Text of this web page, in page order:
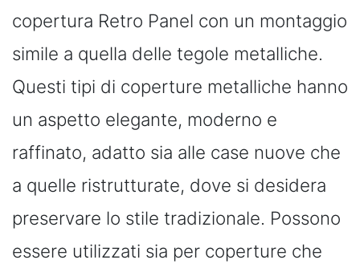
copertura Retro Panel con un montaggio
simile a quella delle tegole metalliche.
Questi tipi di coperture metalliche hanno
un aspetto elegante, moderno e
raffinato, adatto sia alle case nuove che
a quelle ristrutturate, dove si desidera
preservare lo stile tradizionale. Possono
essere utilizzati sia per coperture che